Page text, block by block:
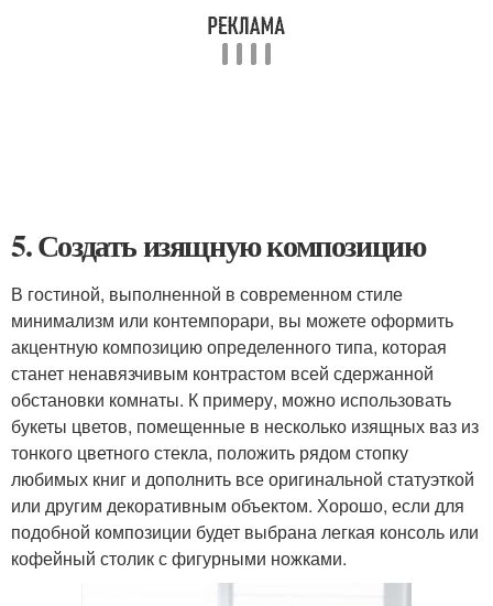
5. Создать изящную композицию
В гостиной, выполненной в современном стиле
минимализм или контемпорари, вы можете оформить
акцентную композицию определенного типа, которая
станет ненавязчивым контрастом всей сдержанной
обстановки комнаты. К примеру, можно использовать
букеты цветов, помещенные в несколько изящных ваз из
тонкого цветного стекла, положить рядом стопку
любимых книг и дополнить все оригинальной статуэткой
или другим декоративным объектом. Хорошо, если для
подобной композиции будет выбрана легкая консоль или
кофейный столик с фигурными ножками.